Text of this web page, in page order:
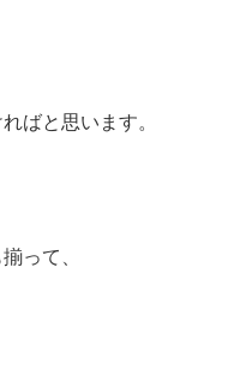
ばと思います。
って、